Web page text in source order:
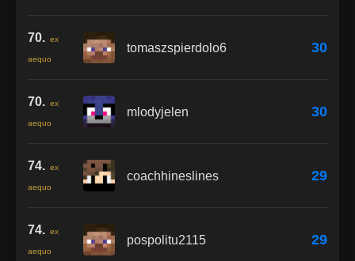
70. ex
aequo
tomaszspierdolo6 30
70. ex
aequo
mlodyjelen 30
74. ex
aequo
coachhineslines 29
74. ex
aequo
pospolitu2115 29